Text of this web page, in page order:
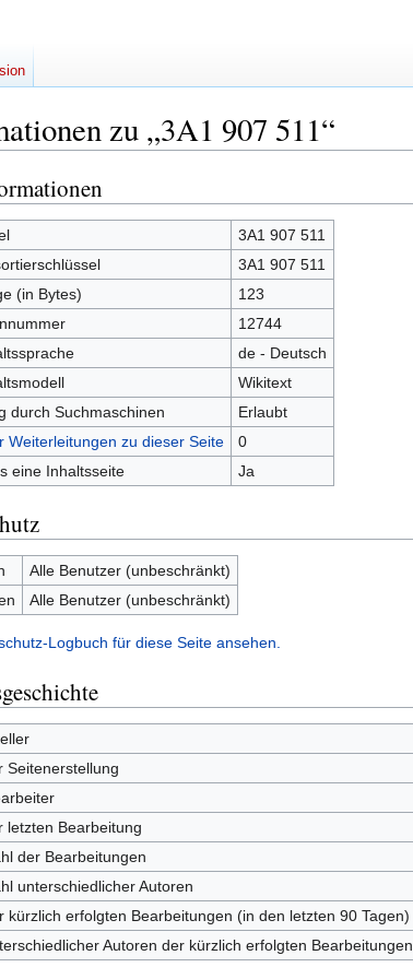
zu „3A1 907 511“
3A1 907 511
3A1 907 511
(in Bytes)
123
12744
de - Deutsch
Wikitext
durch Suchmaschinen
Erlaubt
Weiterleitungen zu dieser Seite
0
eine Inhaltsseite
Ja
Alle Benutzer (unbeschränkt)
Alle Benutzer (unbeschränkt)
Logbuch für diese Seite ansehen.
Seitenerstellung
letzten Bearbeitung
der Bearbeitungen
unterschiedlicher Autoren
kürzlich erfolgten Bearbeitungen (in den letzten 90 Tagen)
Autoren der kürzlich erfolgten Bearbeitungen